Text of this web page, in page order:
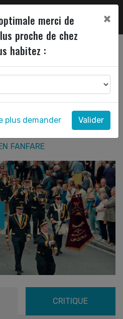
FANFARE
CRITIQUE
merci de
proche de chez
habitez :
×
plus demander Valider